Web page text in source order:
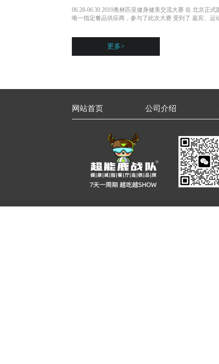
06.28-06.30 2019奥林匹亚健身健美交流大赛 在 北京正
唯一指定餐品供应商，参与了此次大赛 受到了 嘉宾、运
更多>
网站首页 公司介绍